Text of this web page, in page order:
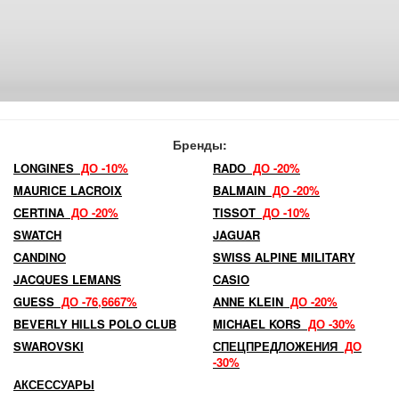
Бренды:
LONGINES ДО -10% RADO ДО -20%
MAURICE LACROIX
BALMAIN ДО -20%
CERTINA ДО -20% TISSOT ДО -10%
SWATCH
JAGUAR
CANDINO
SWISS ALPINE MILITARY
JACQUES LEMANS
CASIO
GUESS ДО -76,6667% ANNE KLEIN ДО -20%
BEVERLY HILLS POLO CLUB
MICHAEL KORS ДО -30%
SWAROVSKI
СПЕЦПРЕДЛОЖЕНИЯ ДО
-30%
АКСЕССУАРЫ